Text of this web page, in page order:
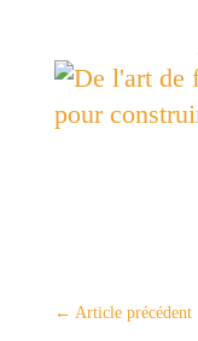
← Article précédent